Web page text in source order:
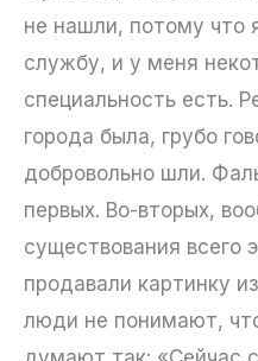
не нашли, потому что
службу, и у меня
специальность есть.
города была, грубо
добровольно шли.
первых. Во-вторых,
существования
продавали картинку
люди не понимают,